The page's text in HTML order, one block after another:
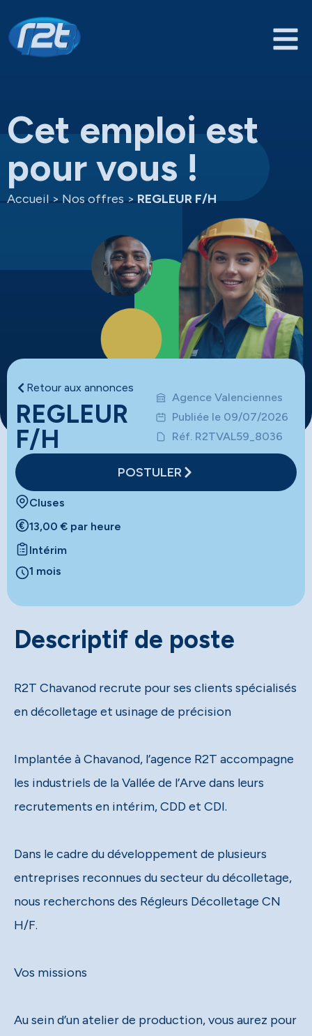
Cet emploi est
pour vous !
Accueil > Nos offres > REGLEUR F/H
Retour aux annonces
REGLEUR
F/H
Agence Valenciennes
Publiée le 09/07/2026
Réf. R2TVAL59_8036
POSTULER
Cluses
13,00 € par heure
Intérim
1 mois
Descriptif de poste
R2T Chavanod recrute pour ses clients spécialisés
en décolletage et usinage de précision
Implantée à Chavanod, l’agence R2T accompagne
les industriels de la Vallée de l’Arve dans leurs
recrutements en intérim, CDD et CDI.
Dans le cadre du développement de plusieurs
entreprises reconnues du secteur du décolletage,
nous recherchons des Régleurs Décolletage CN
H/F.
Vos missions
Au sein d’un atelier de production, vous aurez pour